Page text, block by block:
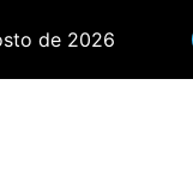
de 2026